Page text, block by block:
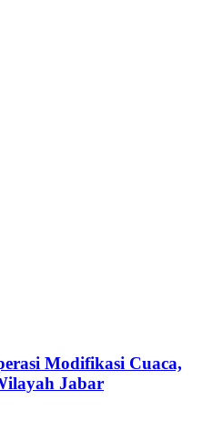
Modifikasi Cuaca,
Jabar